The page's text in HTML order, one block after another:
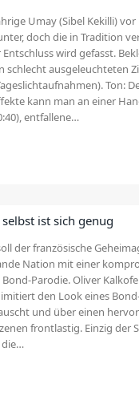
Umay (Sibel Kekilli)
doch die in Tradition
wird gefasst.
schlecht ausgeleuchteten
Ton:
kann man an einer
entfallene…
selbst ist sich genug
der französische
Nation mit einer
Parodie. Oliver
den Look eines
und über einen
frontlas­tig. Einzig der
die…